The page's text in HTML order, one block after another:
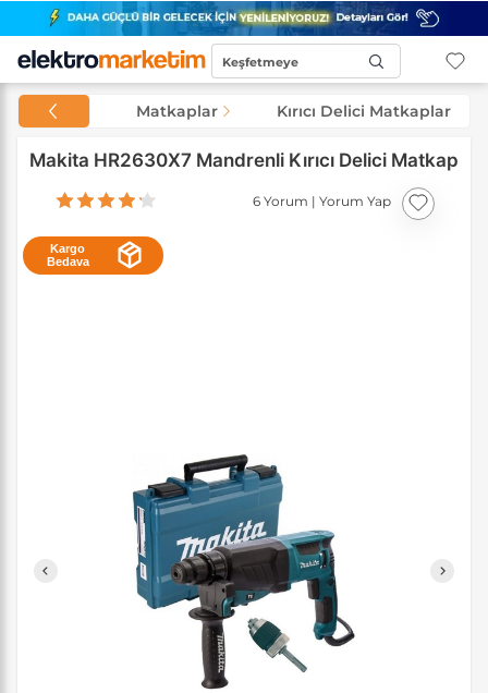
Keşfetmeye
Matkaplar Kırıcı Delici Matkaplar
Makita HR2630X7 Mandrenli Kırıcı Delici Matkap
6 Yorum |Yorum Yap
Kargo
Bedava